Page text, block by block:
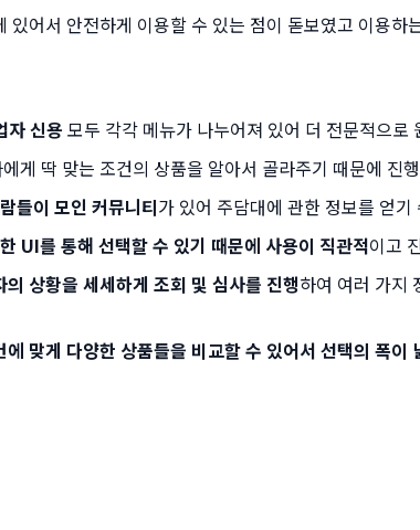
있어서 안전하게 이용할 수 있는 점이 돋보였고 이용하
자 신용 모두 각각 메뉴가 나누어져 있어 더 전문적으
게 딱 맞는 조건의 상품을 알아서 골라주기 때문에 진
들이 모인 커뮤니티가 있어 주담대에 관한 정보를 얻
UI를 통해 선택할 수 있기 때문에 사용이 직관적이고
상황을 세세하게 조회 및 심사를 진행하여 여러 가지
에 맞게 다양한 상품들을 비교할 수 있어서 선택의 폭이